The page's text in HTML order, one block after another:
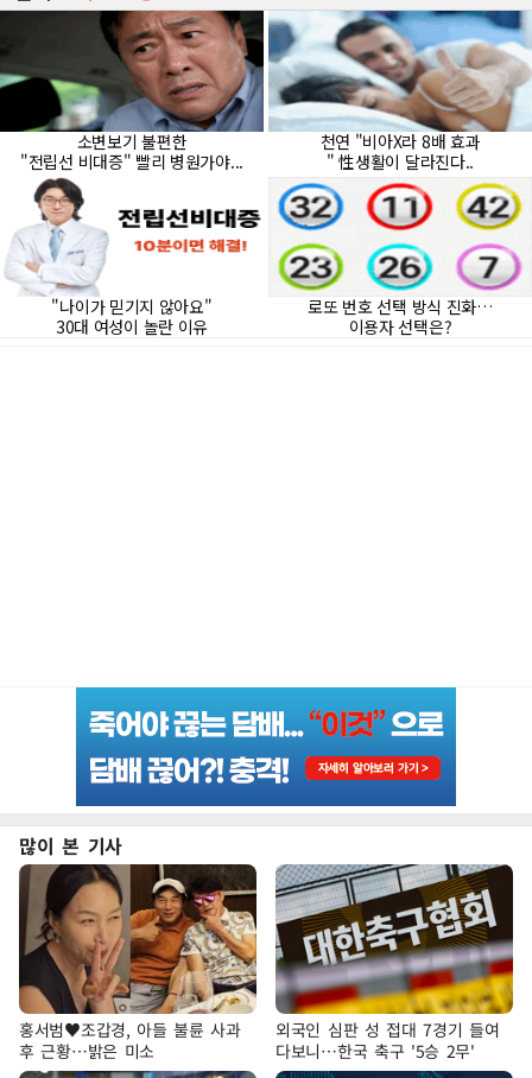
많이 본 기사
홍서범♥조갑경, 아들 불륜 사과
후 근황…밝은 미소
외국인 심판 성 접대 7경기 들여
다보니…한국 축구 '5승 2무'